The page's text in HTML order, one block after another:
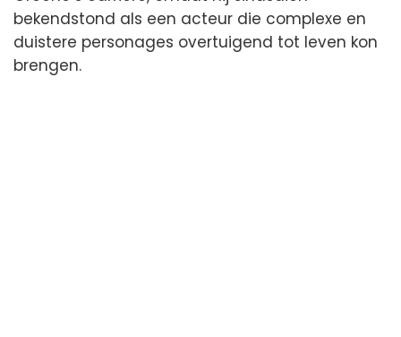
bekendstond als een acteur die complexe en
duistere personages overtuigend tot leven kon
brengen.